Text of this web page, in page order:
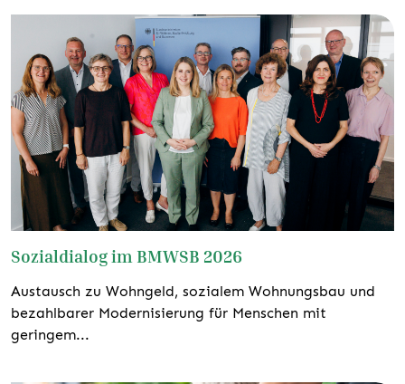
Sozialdialog im BMWSB 2026
Austausch zu Wohngeld, sozialem Wohnungsbau und
bezahlbarer Modernisierung für Menschen mit
geringem...